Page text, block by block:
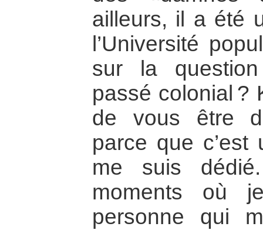
ailleurs, il a été
l’Université
sur la
passé colonial ?
de vous être
parce que c’est
me suis
moments où
personne qui